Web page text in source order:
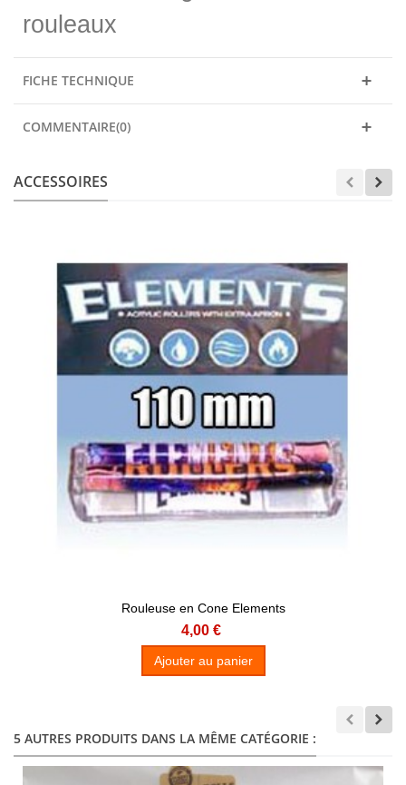
rouleaux
FICHE TECHNIQUE
COMMENTAIRE(0)
ACCESSOIRES
Rouleuse en Cone Elements
4,00 €
Ajouter au panier
5 AUTRES PRODUITS DANS LA MÊME CATÉGORIE :